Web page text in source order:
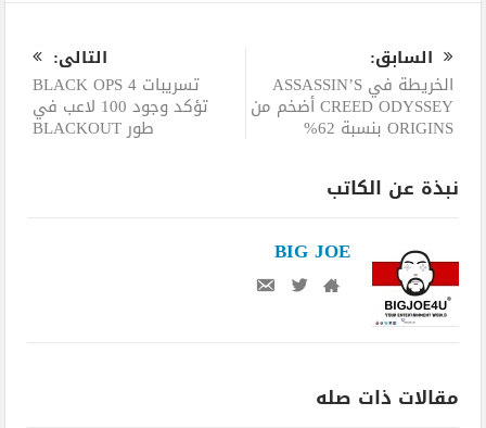
السابق:
الخريطة في ASSASSIN’S
CREED ODYSSEY أضخم من
ORIGINS بنسبة 62%
التالى:
تسريبات BLACK OPS 4
تؤكد وجود 100 لاعب في
طور BLACKOUT
نبذة عن الكاتب
BIG JOE
مقالات ذات صله